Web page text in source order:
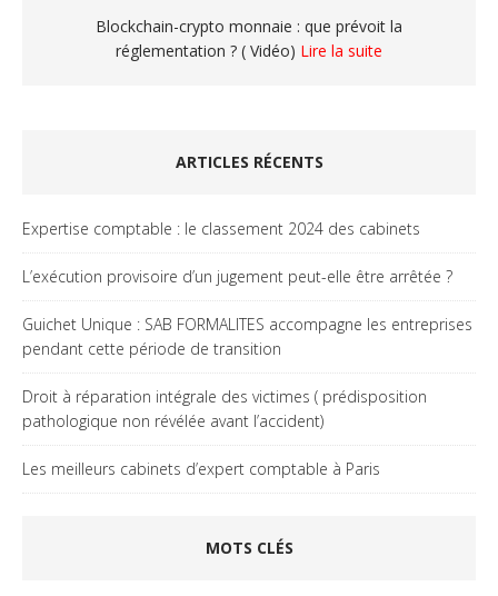
Blockchain-crypto monnaie : que prévoit la
réglementation ? ( Vidéo) Lire la suite
ARTICLES RÉCENTS
Expertise comptable : le classement 2024 des cabinets
L’exécution provisoire d’un jugement peut-elle être arrêtée ?
Guichet Unique : SAB FORMALITES accompagne les entreprises
pendant cette période de transition
Droit à réparation intégrale des victimes ( prédisposition
pathologique non révélée avant l’accident)
Les meilleurs cabinets d’expert comptable à Paris
MOTS CLÉS